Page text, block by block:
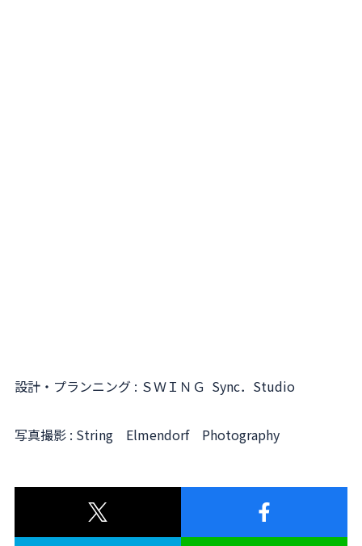
設計・プランニング : ＳＷＩＮＧ Sync．Studio
写真撮影 : String Elmendorf Photography